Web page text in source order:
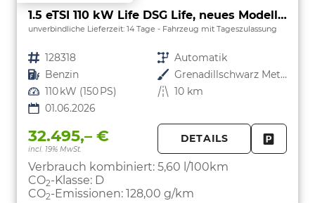
1.5 eTSI 110 kW Life DSG Life, neues Modell, LED, Kamera, Side, Winter, 17-Zoll
unverbindliche Lieferzeit: 14 Tage Fahrzeug mit Tageszulassung
Fahrzeugnr. 128318 Getriebe Automatik
Kraftstoff Benzin Außenfarbe
Grenadillschwarz Metallic
Leistung 110 kW (150 PS) Kilometerstand 10 km
01.06.2026
32.495,– €
incl. 19% MwSt.
DETAILS
Verbrauch kombiniert: 5,60 l/100km
CO2-Klasse: D
CO2-Emissionen: 128,00 g/km